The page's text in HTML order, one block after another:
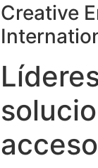
Creative